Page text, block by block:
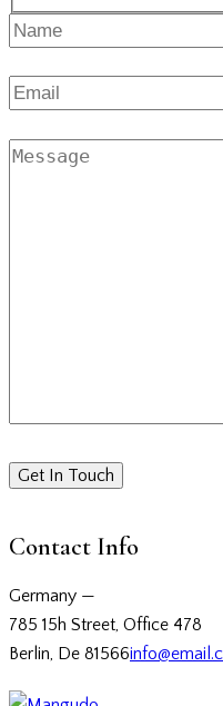
Contact Info
Germany —
785 15h Street, Office 478
Berlin, De 81566